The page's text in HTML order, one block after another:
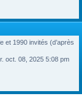
et 1990 invités (d’après
oct. 08, 2025 5:08 pm